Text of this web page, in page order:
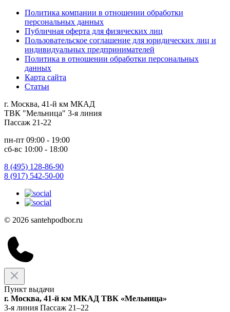
Политика компании в отношении обработки
персональных данных
Публичная оферта для физических лиц
Пользовательское соглашение для юридических лиц и
индивидуальных предпринимателей
Политика в отношении обработки персональных
данных
Карта сайта
Статьи
г. Москва, 41-й км МКАД
ТВК "Мельница" 3-я линия
Пассаж 21-22
пн-пт 09:00 - 19:00
сб-вс 10:00 - 18:00
8 (495) 128-86-90
8 (917) 542-50-00
© 2026 santehpodbor.ru
Пункт выдачи
г. Москва, 41-й км МКАД ТВК «Мельница»
3-я линия Пассаж 21–22